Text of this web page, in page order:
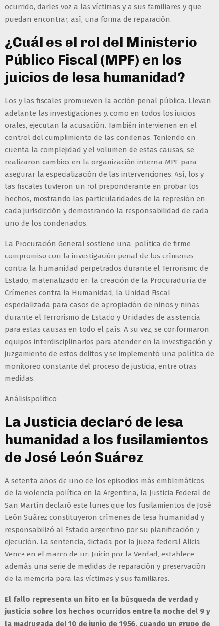
ocurrido, darles voz a las víctimas y a sus familiares y que
puedan encontrar, así, una forma de reparación.
¿Cuál es el rol del Ministerio
Público Fiscal (MPF) en los
juicios de lesa humanidad?
Los y las fiscales promueven la acción penal pública. Llevan
adelante las investigaciones y, como en todos los juicios
orales, ejecutan la acusación. También intervienen en el
control del cumplimiento de las condenas. Teniendo en
cuenta la complejidad y el volumen de estas causas, se
realizaron cambios en la organización interna MPF para
asegurar la especialización de las intervenciones. Así, los y
las fiscales tuvieron un rol preponderante en probar los
hechos, mostrando las particularidades de la represión en
cada jurisdicción y demostrando la responsabilidad de cada
uno de los condenados.
La Procuración General sostiene una política de firme
compromiso con la investigación penal de los crímenes
contra la humanidad perpetrados durante el Terrorismo de
Estado, materializado en la creación de la Procuraduría de
Crímenes contra la Humanidad, la Unidad Fiscal
especializada para casos de apropiación de niños y niñas
durante el Terrorismo de Estado y Unidades de asistencia
para estas causas en todo el país. A su vez, se conformaron
equipos interdisciplinarios para atender en la investigación y
juzgamiento de estos delitos y se implementó una política de
monitoreo constante del proceso de justicia, entre otras
medidas.
Análisispolítico
La Justicia declaró de lesa
humanidad a los fusilamientos
de José León Suárez
A setenta años de uno de los episodios más emblemáticos
de la violencia política en la Argentina, la Justicia Federal de
San Martín declaró este lunes que los fusilamientos de José
León Suárez constituyeron crímenes de lesa humanidad y
responsabilizó al Estado argentino por su planificación y
ejecución. La sentencia, dictada por la jueza federal Alicia
Vence en el marco de un Juicio por la Verdad, establece
además una serie de medidas de reparación y preservación
de la memoria para las víctimas y sus familiares.
El fallo representa un hito en la búsqueda de verdad y
justicia sobre los hechos ocurridos entre la noche del 9 y
la madrugada del 10 de junio de 1956, cuando un grupo de